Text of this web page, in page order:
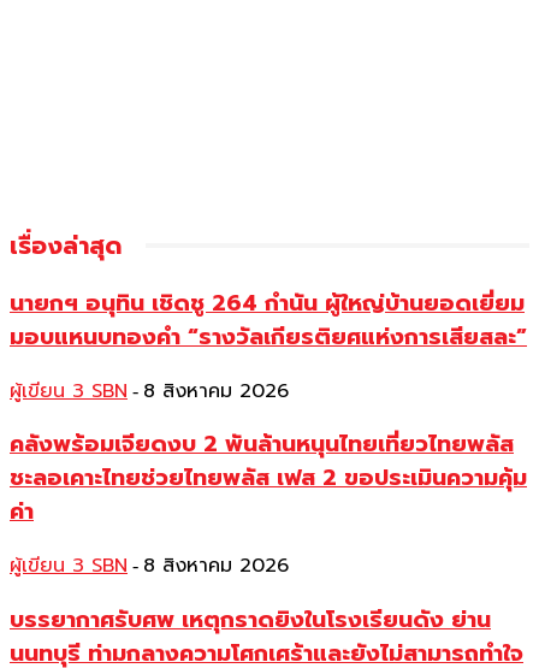
เรื่องล่าสุด
นายกฯ อนุทิน เชิดชู 264 กำนัน ผู้ใหญ่บ้านยอดเยี่ยม
มอบแหนบทองคำ “รางวัลเกียรติยศแห่งการเสียสละ”
ผู้เขียน 3 SBN - 8 สิงหาคม 2026
คลังพร้อมเจียดงบ 2 พันล้านหนุนไทยเที่ยวไทยพลัส
ชะลอเคาะไทยช่วยไทยพลัส เฟส 2 ขอประเมินความคุ้ม
ค่า
ผู้เขียน 3 SBN - 8 สิงหาคม 2026
บรรยากาศรับศพ เหตุกราดยิงในโรงเรียนดัง ย่าน
นนทบุรี ท่ามกลางความโศกเศร้าและยังไม่สามารถทำใจ